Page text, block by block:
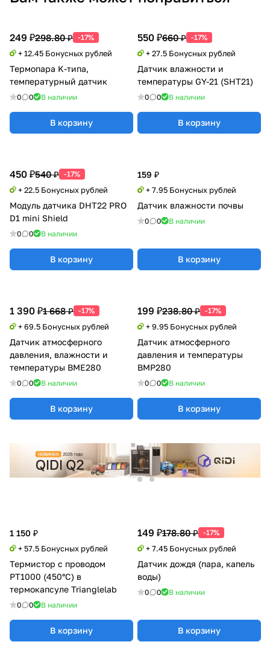
249 ₽298.80 ₽ -17%
+ 12.45 Бонусных рублей
Термопара K-типа,
температурный датчик
0 0 В наличии
В корзину
550 ₽660 ₽ -17%
+ 27.5 Бонусных рублей
Датчик влажности и
температуры GY-21 (SHT21)
0 0 В наличии
В корзину
159 ₽
+ 7.95 Бонусных рублей
Датчик влажности почвы
0 0 В наличии
В корзину
1 390 ₽1 668 ₽ -17%
+ 69.5 Бонусных рублей
Датчик атмосферного
давления, влажности и
температуры BME280
0 0 В наличии
В корзину
199 ₽238.80 ₽ -17%
+ 9.95 Бонусных рублей
Датчик атмосферного
давления и температуры
BMP280
0 0 В наличии
В корзину
1 150 ₽
+ 57.5 Бонусных рублей
Термистор с проводом
PT1000 (450°C) в
термокапсуле Trianglelab
0 0 В наличии
В корзину
149 ₽178.80 ₽ -17%
+ 7.45 Бонусных рублей
Датчик дождя (пара, капель
воды)
0 0 В наличии
В корзину
450 ₽540 ₽ -17%
+ 22.5 Бонусных рублей
Модуль датчика DHT22 PRO
D1 mini Shield
0 0 В наличии
В корзину